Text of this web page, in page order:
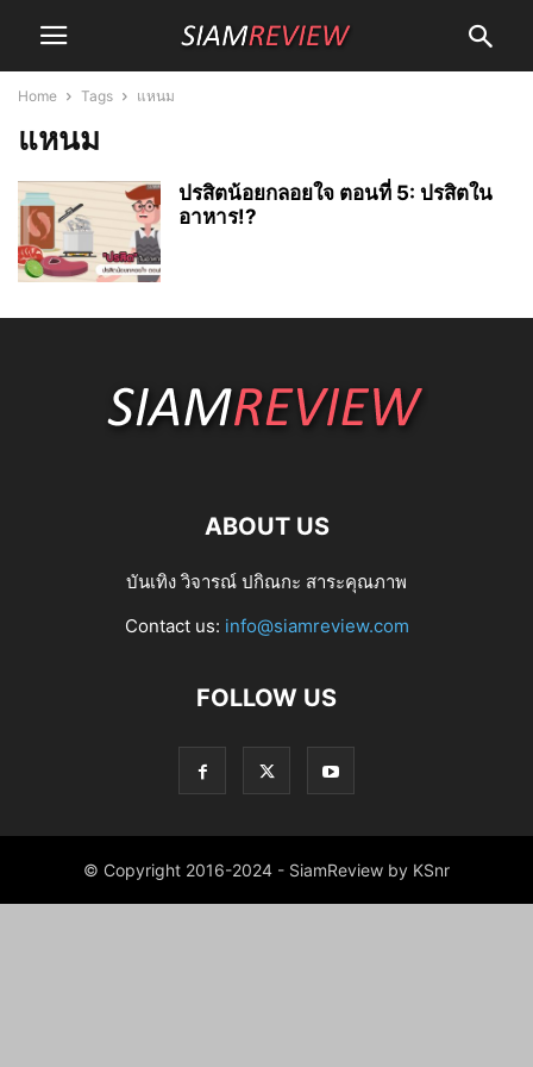
Home Tags แหนม
แหนม
ปรสิตน้อยกลอยใจ ตอนที่ 5: ปรสิตใน
อาหาร!?
ABOUT US
บันเทิง วิจารณ์ ปกิณกะ สาระคุณภาพ
Contact us: info@siamreview.com
FOLLOW US
© Copyright 2016-2024 - SiamReview by KSnr